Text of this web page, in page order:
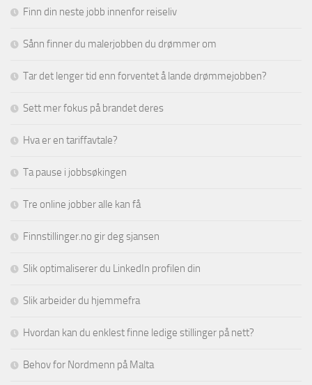
Finn din neste jobb innenfor reiseliv
Sånn finner du malerjobben du drømmer om
Tar det lenger tid enn forventet å lande drømmejobben?
Sett mer fokus på brandet deres
Hva er en tariffavtale?
Ta pause i jobbsøkingen
Tre online jobber alle kan få
Finnstillinger.no gir deg sjansen
Slik optimaliserer du LinkedIn profilen din
Slik arbeider du hjemmefra
Hvordan kan du enklest finne ledige stillinger på nett?
Behov for Nordmenn på Malta